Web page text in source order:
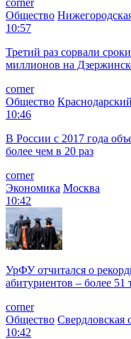
Общество
10:57
Третий раз сорвали
миллионов на
corner
Общество
10:46
В России с 2017 года
более чем в 20 раз
corner
Экономика Москва
10:42
УрФУ отчитался о
абитуриентов – более 51
corner
Общество Свердловская
10:42